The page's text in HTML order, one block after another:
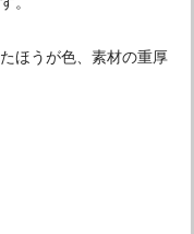
ほうが色、素材の重厚